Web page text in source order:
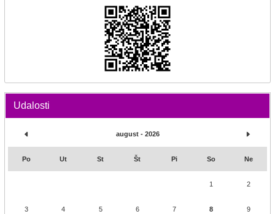
Udalosti
august - 2026
Po Ut St Št Pi So Ne
1 2
3 4 5 6 7 8 9